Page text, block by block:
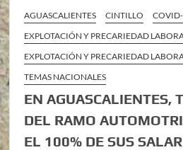
AGUASCALIENTES CINTILLO
EXPLOTACIÓN Y PRECARIEDAD
EXPLOTACIÓN Y PRECARIEDAD
TEMAS NACIONALES
EN AGUASCALIENTES,
DEL RAMO
EL 100% DE SUS